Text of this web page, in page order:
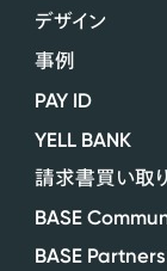
デザイン
事例
PAY ID
YELL BANK
請求書買い取り
BASE
BASE Partners